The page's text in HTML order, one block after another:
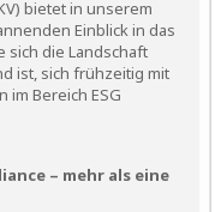
bietet in unserem
Einblick in das
sich die Landschaft
ist, sich frühzeitig mit
Bereich ESG
– mehr als eine